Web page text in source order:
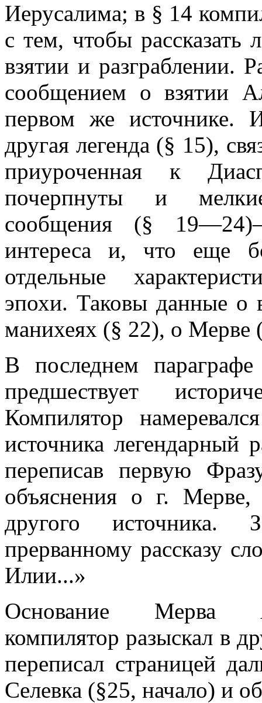
Иерусалима; в § 14
с тем, чтобы рассказать
взятии и разграблении.
сообщением о взятии
первом же источнике.
другая легенда (§ 15),
приуроченная к
почерпнуты и
сообщения (§
интереса и, что еще
отдельные
эпохи. Таковы данные о
манихеях (§ 22), о Мерве
В последнем
предшествует
Компилятор
источника легендарный
переписав первую
объяснения о г. Мерве,
другого источника.
прерванному рассказу
Илии...»
Основание Мерва
компилятор разыскал в
переписал страницей
Селевка (§25, начало) и